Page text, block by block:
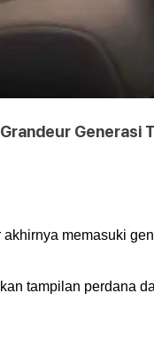
Generasi
memasuki
tampilan perdana